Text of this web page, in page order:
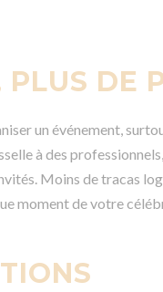
DE
un événement,
à des
Moins de tracas
moment de votre